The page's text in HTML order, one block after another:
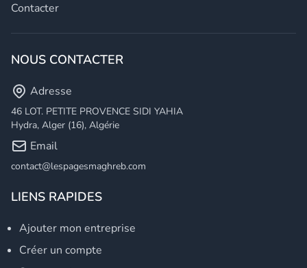
Contacter
NOUS CONTACTER
Adresse
46 LOT. PETITE PROVENCE SIDI YAHIA
Hydra, Alger (16), Algérie
Email
contact@lespagesmaghreb.com
LIENS RAPIDES
Ajouter mon entreprise
Créer un compte